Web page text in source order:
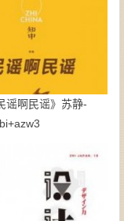
谣啊民谣》苏静-